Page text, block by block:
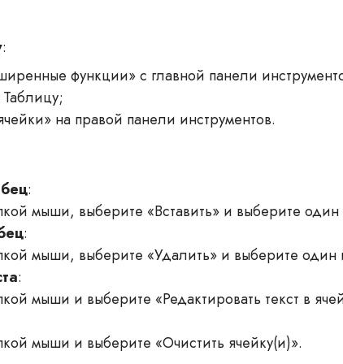
:
функции» с главной панели
на правой панели инструментов.
:
мыши, выберите «Вставить» и выберите один
:
мыши, выберите «Удалить» и выберите один
:
мыши и выберите «Редактировать текст в
мыши и выберите «Очистить ячейку(и)».